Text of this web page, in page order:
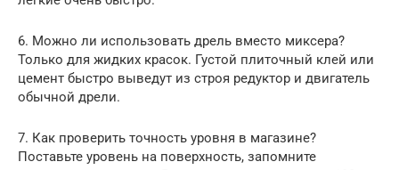
6. Можно ли использовать дрель вместо миксера?
Только для жидких красок. Густой плиточный клей или
цемент быстро выведут из строя редуктор и двигатель
обычной дрели.
7. Как проверить точность уровня в магазине?
Поставьте уровень на поверхность, запомните